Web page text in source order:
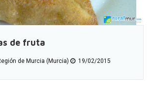
de fruta
de Murcia (Murcia) 19/02/2015